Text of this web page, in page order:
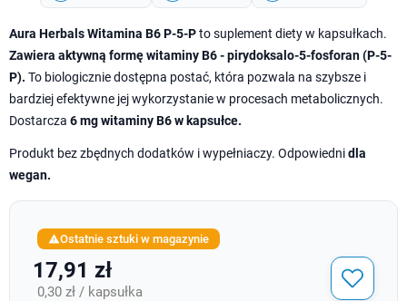
Aura Herbals Witamina B6 P-5-Pto suplement diety w kapsułkach.
Zawiera aktywną formę witaminy B6 - pirydoksalo-5-fosforan (P-5-
P). To biologicznie dostępna postać, która pozwala na szybsze i
bardziej efektywne jej wykorzystanie w procesach metabolicznych.
Dostarcza 6 mg witaminy B6 w kapsułce.
Produkt bez zbędnych dodatków i wypełniaczy. Odpowiednidla
wegan.
Ostatnie sztuki w magazynie
17,91 zł
0,30 zł / kapsułka